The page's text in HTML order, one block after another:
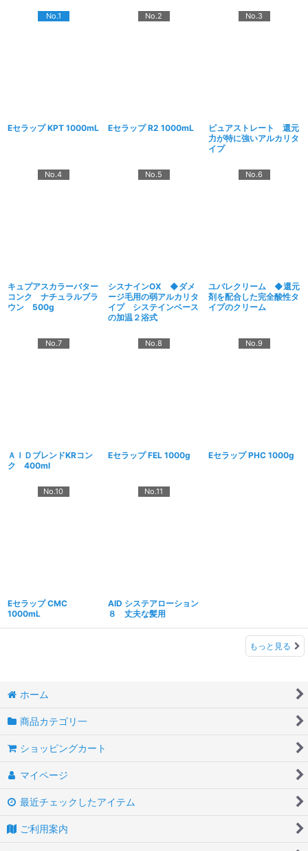
No.1
Eセラップ KPT 1000mL
No.2
Eセラップ R2 1000mL
No.3
ピュアストレート 還元
力が特に強いアルカリタ
イプ
No.4
キュプアスカラーバター
コンク ナチュラルブラ
ウン 500g
No.5
シスナインOX ◆ダメ
ージ毛用の弱アルカリタ
イプ システインベース
の加温２浴式
No.6
ユバレクリーム ◆還元
剤を配合した完全酸性タ
イプのクリーム
No.7
ＡＩＤブレンドKRコン
ク 400ml
No.8
Eセラップ FEL 1000g
No.9
Eセラップ PHC 1000g
No.10
Eセラップ CMC
1000mL
No.11
AID システアローション
８ 丈夫な髪用
もっと見る
ホーム
商品カテゴリ一
ショッピングカート
マイページ
最近チェックしたアイテム
ご利用案内